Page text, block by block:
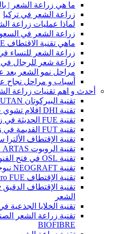
ما هي زراعة الشعر |
زراعة الشعر في تركيا
لماذا عمليات زراعة
زراعة الشعر في
ماهي تقنية الاقتطاف FUE
زراعة الشعر للنساء
زراعة شعر للرجال في
مراحل نمو الشعر بعد
أسباب و مراحل نجاح
أحدث و اهم تقنيات زراعة
تقنية البيركوتان PERKUTAN في زراعة الشعر
تقنية DHI اقلام تشوي في زراعة الشعر
تقنية FUE الحديثة في زراعة الشعر
تقنية FUT القديمة في زراعة الشعر
تقنية الإقتطاف
تقنية الروبوت ARTAS في زراعة الشعر
تقنية OSL في فتح القنوات
تقنية NEOGRAFT نيوجرافت في زراعة الشعر
تقنية الإقتطاف Micro FUE في زراعة الشعر
الشعر
تقنية الخلايا الجذعية
تقنية زراعة الشعر
BIOFIBRE